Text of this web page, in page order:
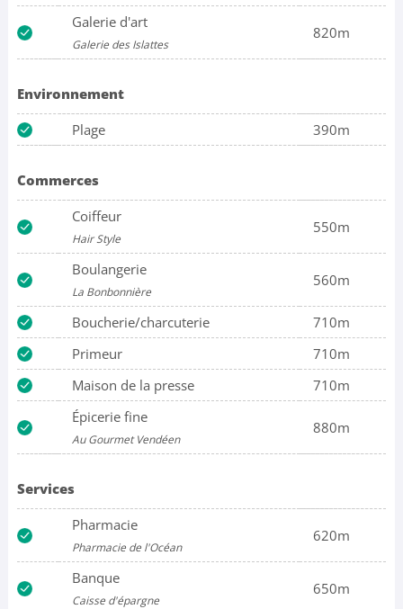
Galerie d'art
Galerie des Islattes
820m
Environnement
Plage
390m
Commerces
Coiffeur
Hair Style
550m
Boulangerie
La Bonbonnière
560m
Boucherie/charcuterie
710m
Primeur
710m
Maison de la presse
710m
Épicerie fine
Au Gourmet Vendéen
880m
Services
Pharmacie
Pharmacie de l'Océan
620m
Banque
Caisse d'épargne
650m